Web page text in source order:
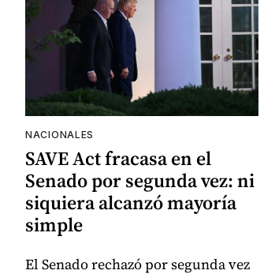
NACIONALES
SAVE Act fracasa en el
Senado por segunda vez: ni
siquiera alcanzó mayoría
simple
El Senado rechazó por segunda vez